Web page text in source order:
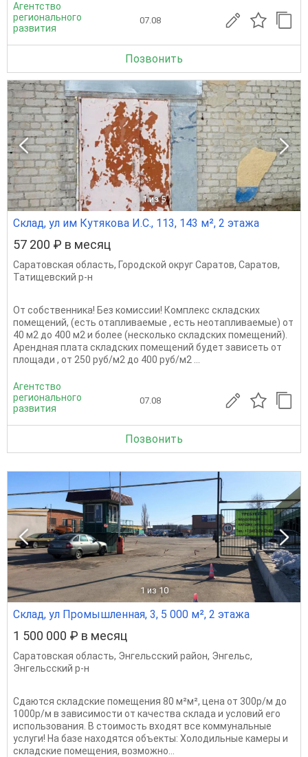
Агентство
регионального
развития
07.08
Позвонить
1 из 5
Склад, ул им Кутякова И.С., 113, 143 м², 2 этажа
57 200 ₽ в месяц
Саратовская область, Городской округ Саратов, Саратов,
Татищевский р-н
От собственника! Без комиссии! Комплекс складских
помещений, (есть отапливаемые , есть неотапливаемые) от
40 м2 до 400 м2 и более (несколько складских помещений).
Арендная плата складских помещений будет зависеть от
площади , от 250 руб/м2 до 400 руб/м2 ...
Агентство
регионального
развития
07.08
Позвонить
1 из 10
Склад, ул Промышленная, 3, 5 000 м², 2 этажа
1 500 000 ₽ в месяц
Саратовская область, Энгельсский район, Энгельс,
Энгельсский р-н
Сдаются складские помещения 80 м²м², цена от 300р/м до
1000р/м в зависимости от качества склада и условий его
использования. В стоимость входят все коммунальные
услуги! На базе находятся объекты: Холодильные камеры и
складские помещения, возможно...